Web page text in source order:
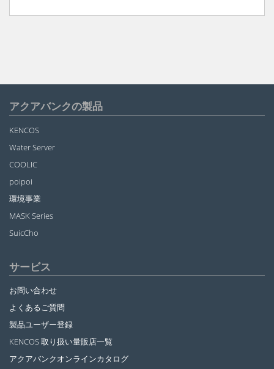
アクアバンクの製品
KENCOS
Water Server
COOLIC
poipoi
環境事業
MASK Series
SuicCho
サービス
お問い合わせ
よくあるご質問
製品ユーザー登録
KENCOS 取り扱い量販店一覧
アクアバンクオンラインカタログ